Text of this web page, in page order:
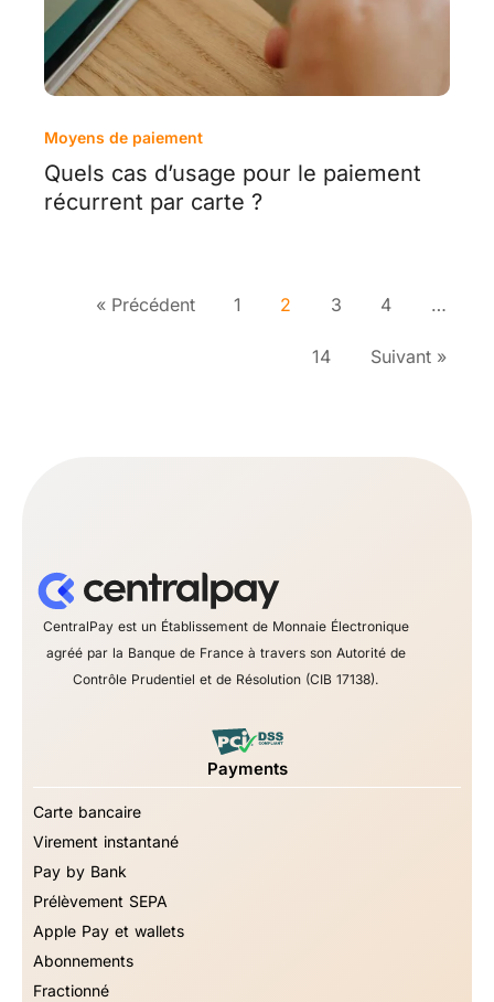
Quels cas d’usage pour le paiement
récurrent par carte ?
Moyens de paiement
« Précédent 1 2 3 4 …
14 Suivant »
CentralPay est un Établissement de Monnaie Électronique
agréé par la Banque de France à travers son Autorité de
Contrôle Prudentiel et de Résolution (CIB 17138).
Payments
Carte bancaire
Virement instantané
Pay by Bank
Prélèvement SEPA
Apple Pay et wallets
Abonnements
Fractionné